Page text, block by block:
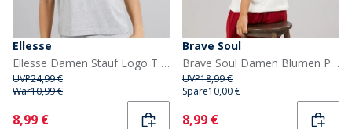
Ellesse
Ellesse Damen Stauf Logo T Shirt Light Grey Marl
UVP24,99 €
War10,99 €
Current
8,99 €
Brave Soul
Brave Soul Damen Blumen Print T-Shirt Cream
UVP18,99 €
Spare10,00 €
Current
8,99 €